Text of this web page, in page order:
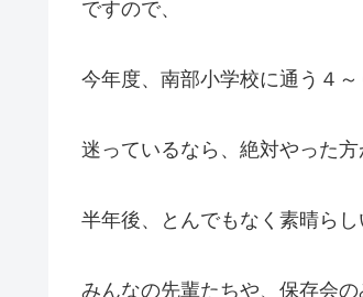
ですので、
今年度、南部小学校に通う４～
迷っているなら、絶対やった方
半年後、とんでもなく素晴ら
みんなの先輩たちや、保存会